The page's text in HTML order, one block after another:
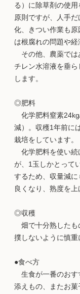
る）に除草剤の使
原則ですが、人手
化、きつい作業も
は根腐れの問題や経
その他、農薬では
チレン水溶液を垂
します。
◎肥料
化学肥料窒素
減）。収穫1年前に
栽培をしています。
化学肥料を使い続
が、1玉しかとって
するため、収量減
良くなり、熟度を上
◎収穫
畑で十分熟したも
撲しないように慎重
●食べ方
生食が一番のおす
添えもの、またお